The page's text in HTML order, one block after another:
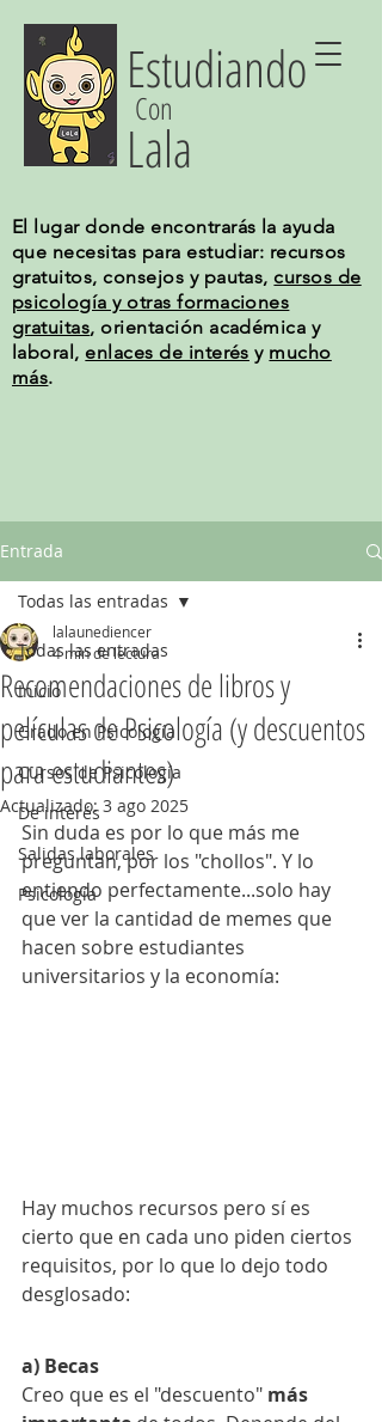
Estudiando
Con
Lala
El lugar donde encontrarás la ayuda
que necesitas para estudiar: recursos
gratuitos, consejos y pautas, cursos de
psicología y otras formaciones
gratuitas, orientación académica y
laboral,enlaces de interés y mucho
más.
Entrada
Todas las entradas
Inicio
Grado en Psicología
Cursos de Psicología
De interés
Salidas laborales
Psicología
Todas las entradas
Recomendaciones de libros y
películas de Psicología (y descuentos
para estudiantes)
lalaunediencer
4 min de lectura
Actualizado:3 ago 2025
Sin duda es por lo que más me
preguntan, por los "chollos". Y lo
entiendo perfectamente...solo hay
que ver la cantidad de memes que
hacen sobre estudiantes
universitarios y la economía:
Hay muchos recursos pero sí es
cierto que en cada uno piden ciertos
requisitos, por lo que lo dejo todo
desglosado:
a) Becas
Creo que es el "descuento" más